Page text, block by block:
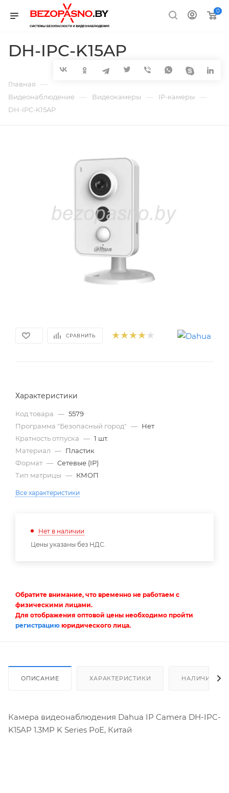
0
DH-IPC-K15AP
Главная —
Видеонаблюдение — Видеокамеры — IP-камеры —
DH-IPC-K15AP
СРАВНИТЬ
Характеристики
Код товара — 5579
Программа "Безопасный город" — Нет
Кратность отпуска — 1 шт.
Материал — Пластик
Формат — Сетевые (IP)
Тип матрицы — КМОП
Все характеристики
Нет в наличии
Цены указаны без НДС.
Обратите внимание, что временно не работаем с
физическими лицами.
Для отображения оптовой цены необходимо пройти
регистрацию юридического лица.
ОПИСАНИЕ ХАРАКТЕРИСТИКИ НАЛИЧИЕ
Камера видеонаблюдения Dahua IP Camera DH-IPC-
K15AP 1.3MP K Series PoE, Китай